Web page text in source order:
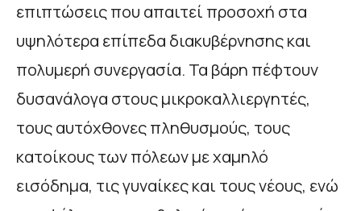
επιπτώσεις που απαιτεί προσοχή στα
υψηλότερα επίπεδα διακυβέρνησης και
πολυμερή συνεργασία. Τα βάρη πέφτουν
δυσανάλογα στους μικροκαλλιεργητές,
τους αυτόχθονες πληθυσμούς, τους
κατοίκους των πόλεων με χαμηλό
εισόδημα, τις γυναίκες και τους νέους, ενώ